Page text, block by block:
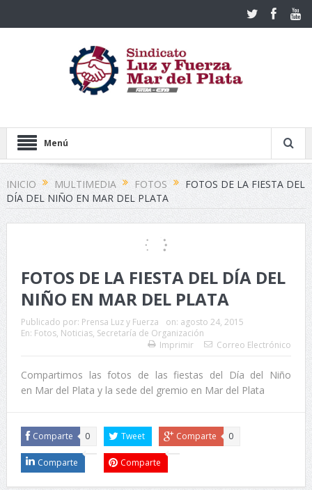
Menú
INICIO MULTIMEDIA FOTOS
FOTOS DE LA FIESTA DEL
DÍA DEL NIÑO EN MAR DEL PLATA
FOTOS DE LA FIESTA DEL DÍA DEL
NIÑO EN MAR DEL PLATA
Publicado por: Prensa Luz y Fuerza on: agosto 24, 2015
En: Fotos, Noticias, Secretaría de Organización
Imprimir
Correo Electrónico
Compartimos las fotos de las fiestas del Día del Niño
en Mar del Plata y la sede del gremio en Mar del Plata
Comparte 0 Tweet Comparte 0
Comparte Comparte